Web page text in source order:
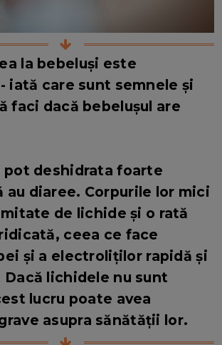
la bebeluși este
iată care sunt semnele și
faci dacă bebelușul are
pot deshidrata foarte
au diaree. Corpurile lor mici
de lichide și o rată
ceea ce face
și a electroliților rapidă și
Dacă lichidele nu sunt
lucru poate avea
asupra sănătății lor.